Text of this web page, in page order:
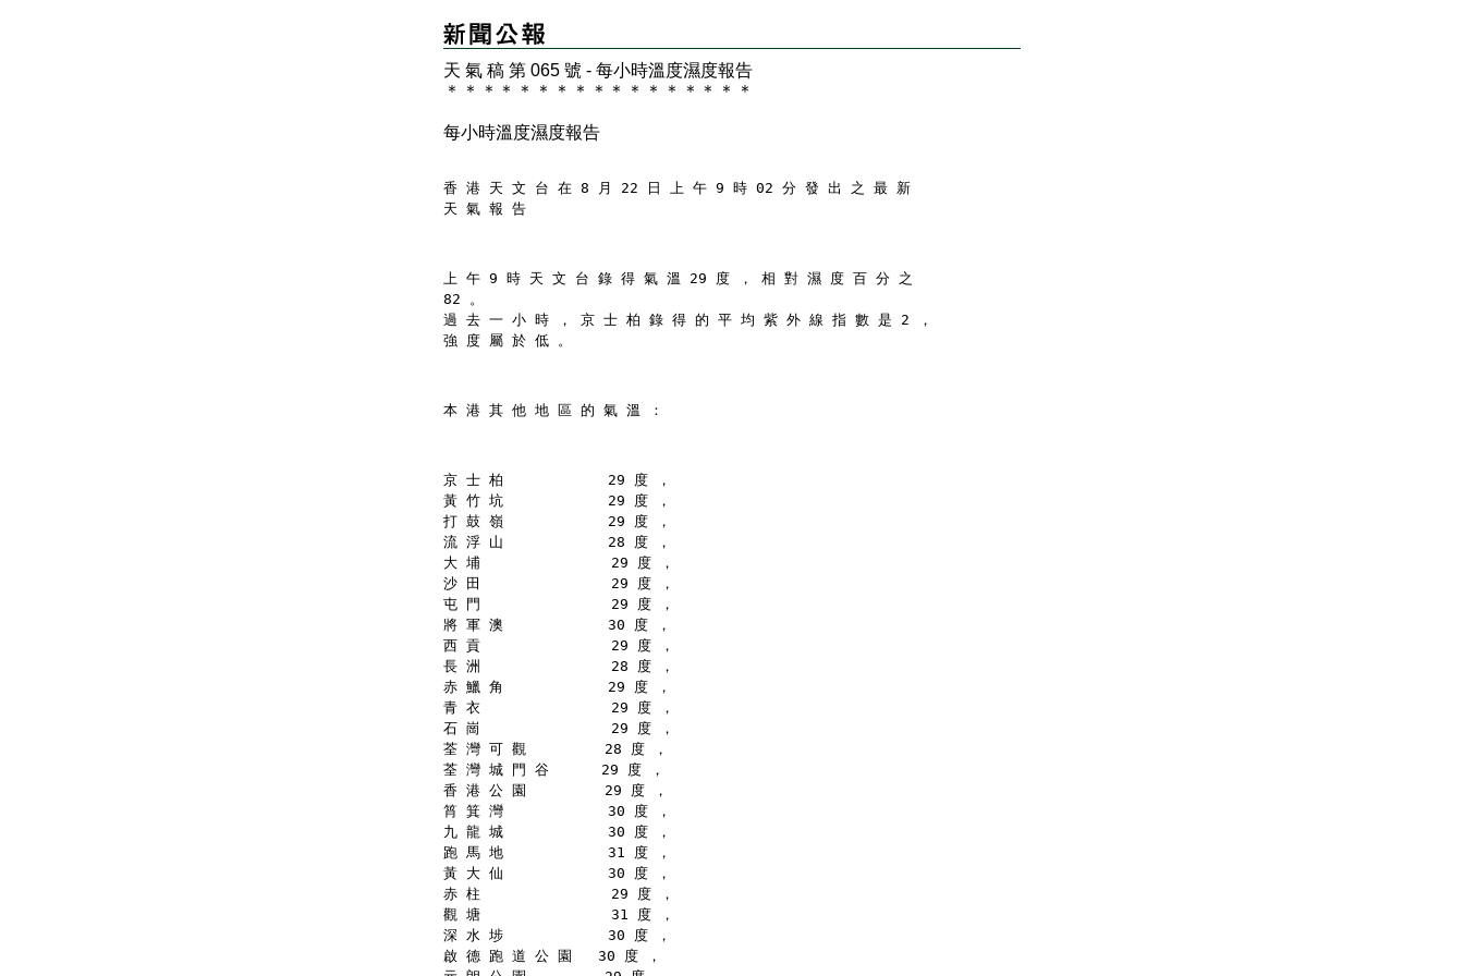
天 氣 稿 第 065 號 - 每小時溫度濕度報告
＊
＊ ＊ ＊ ＊ ＊ ＊ ＊ ＊ ＊ ＊ ＊ ＊ ＊ ＊ ＊ ＊
每小時溫度濕度報告
香 港 天 文 台 在 8 月 22 日 上 午 9 時 02 分 發 出 之 最 新
天 氣 報 告
上 午 9 時 天 文 台 錄 得 氣 溫 29 度 ， 相 對 濕 度 百 分 之
82 。
過 去 一 小 時 ， 京 士 柏 錄 得 的 平 均 紫 外 線 指 數 是 2 ，
強 度 屬 於 低 。
本 港 其 他 地 區 的 氣 溫 ：
京 士 柏            29 度 ，
黃 竹 坑            29 度 ，
打 鼓 嶺            29 度 ，
流 浮 山            28 度 ，
大 埔               29 度 ，
沙 田               29 度 ，
屯 門               29 度 ，
將 軍 澳            30 度 ，
西 貢               29 度 ，
長 洲               28 度 ，
赤 鱲 角            29 度 ，
青 衣               29 度 ，
石 崗               29 度 ，
荃 灣 可 觀         28 度 ，
荃 灣 城 門 谷      29 度 ，
香 港 公 園         29 度 ，
筲 箕 灣            30 度 ，
九 龍 城            30 度 ，
跑 馬 地            31 度 ，
黃 大 仙            30 度 ，
赤 柱               29 度 ，
觀 塘               31 度 ，
深 水 埗            30 度 ，
啟 德 跑 道 公 園   30 度 ，